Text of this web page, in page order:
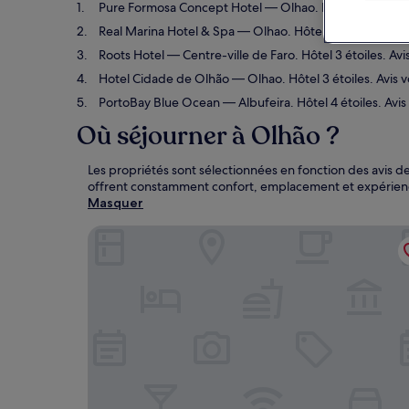
Pure Formosa Concept Hotel— Olhao. Hôtel 3
Real Marina Hotel & Spa— Olhao. Hôtel 5 étoiles. Avis
Roots Hotel— Centre-ville de Faro. Hôtel 3 étoiles.
Hotel Cidade de Olhão— Olhao. Hôtel 3 étoiles. Avis
PortoBay Blue Ocean— Albufeira. Hôtel 4 étoiles.
Où séjourner à Olhão ?
Les propriétés sont sélectionnées en fonction des avis
offrent constamment confort, emplacement et
Masquer